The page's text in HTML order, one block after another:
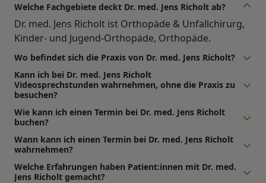
Welche Fachgebiete deckt Dr. med. Jens Richolt ab?
Dr. med. Jens Richolt ist Orthopäde & Unfallchirurg,
Kinder- und Jugend-Orthopäde, Orthopäde.
Wo befindet sich die Praxis von Dr. med. Jens Richolt?
Kann ich bei Dr. med. Jens Richolt
Videosprechstunden wahrnehmen, ohne die Praxis zu
besuchen?
Wie kann ich einen Termin bei Dr. med. Jens Richolt
buchen?
Wann kann ich einen Termin bei Dr. med. Jens Richolt
wahrnehmen?
Welche Erfahrungen haben Patient:innen mit Dr. med.
Jens Richolt gemacht?